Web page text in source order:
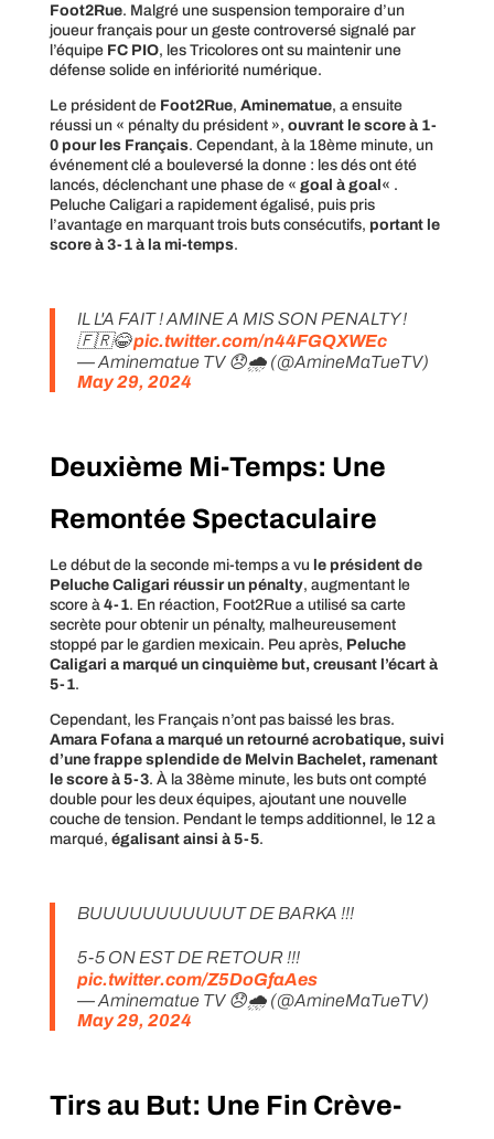
Foot2Rue. Malgré une suspension temporaire d’un
joueur français pour un geste controversé signalé par
l’équipe FC PIO, les Tricolores ont su maintenir une
défense solide en infériorité numérique.
Le président de Foot2Rue, Aminematue, a ensuite
réussi un « pénalty du président », ouvrant le score à 1-
0 pour les Français. Cependant, à la 18ème minute, un
événement clé a bouleversé la donne : les dés ont été
lancés, déclenchant une phase de « goal à goal« .
Peluche Caligari a rapidement égalisé, puis pris
l’avantage en marquant trois buts consécutifs, portant le
score à 3-1 à la mi-temps.
IL L'A FAIT ! AMINE A MIS SON PENALTY !
🇫🇷😂pic.twitter.com/n44FGQXWEc
— Aminematue TV 😞🌧 (@AmineMaTueTV)
May 29, 2024
Deuxième Mi-Temps: Une
Remontée Spectaculaire
Le début de la seconde mi-temps a vu le président de
Peluche Caligari réussir un pénalty, augmentant le
score à 4-1. En réaction, Foot2Rue a utilisé sa carte
secrète pour obtenir un pénalty, malheureusement
stoppé par le gardien mexicain. Peu après, Peluche
Caligari a marqué un cinquième but, creusant l’écart à
5-1.
Cependant, les Français n’ont pas baissé les bras.
Amara Fofana a marqué un retourné acrobatique, suivi
d’une frappe splendide de Melvin Bachelet, ramenant
le score à 5-3. À la 38ème minute, les buts ont compté
double pour les deux équipes, ajoutant une nouvelle
couche de tension. Pendant le temps additionnel, le 12 a
marqué, égalisant ainsi à 5-5.
BUUUUUUUUUUUT DE BARKA !!!
5-5 ON EST DE RETOUR !!!
pic.twitter.com/Z5DoGfaAes
— Aminematue TV 😞🌧 (@AmineMaTueTV)
May 29, 2024
Tirs au But: Une Fin Crève-